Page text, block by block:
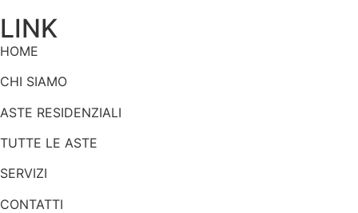
LINK
HOME
CHI SIAMO
ASTE RESIDENZIALI
TUTTE LE ASTE
SERVIZI
CONTATTI